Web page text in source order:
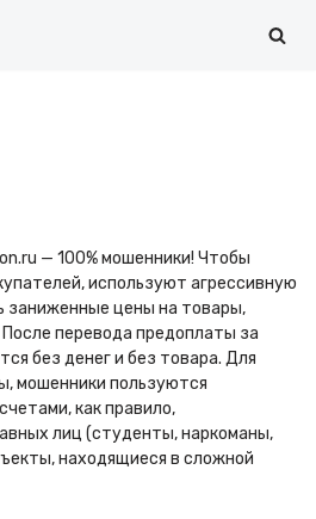
— 100% мошенники! Чтобы
используют агрессивную
заниженные цены на товары,
перевода предоплаты за
без денег и без товара. Для
мошенники пользуются
как правило,
лиц (студенты, наркоманы,
находящиеся в сложной